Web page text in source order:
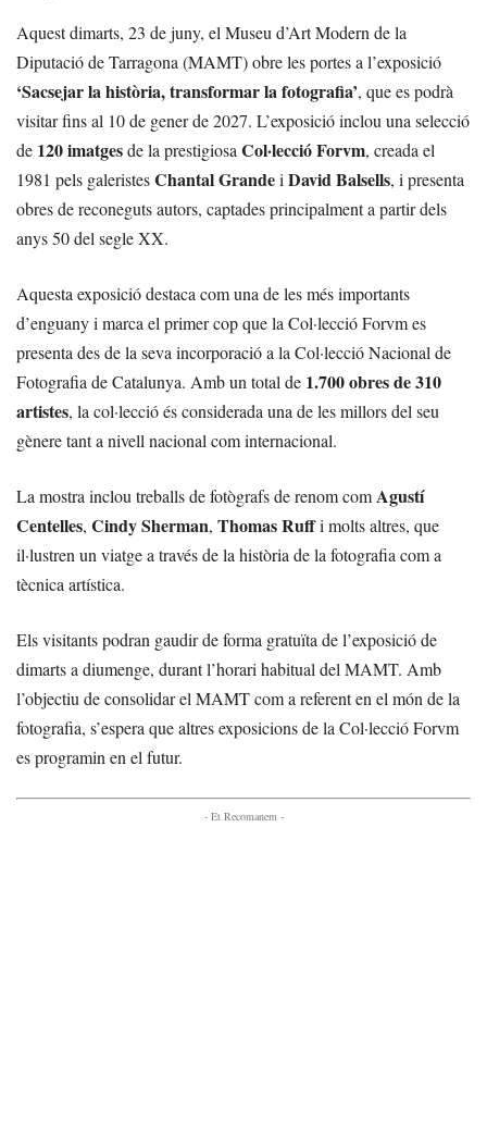
Aquest dimarts, 23 de juny, el Museu d’Art Modern de la
Diputació de Tarragona (MAMT) obre les portes a l’exposició
‘Sacsejar la història, transformar la fotografia’, que es podrà
visitar fins al 10 de gener de 2027. L’exposició inclou una selecció
de 120 imatgesde la prestigiosa Col·lecció Forvm, creada el
1981 pels galeristesChantal Grandei David Balsells, i presenta
obres de reconeguts autors, captades principalment a partir dels
anys 50 del segle XX.
Aquesta exposició destaca com una de les més importants
d’enguany i marca el primer cop que la Col·lecció Forvm es
presenta des de la seva incorporació a la Col·lecció Nacional de
Fotografia de Catalunya. Amb un total de 1.700 obres de 310
artistes, la col·lecció és considerada una de les millors del seu
gènere tant a nivell nacional com internacional.
La mostra inclou treballs de fotògrafs de renom comAgustí
Centelles, Cindy Sherman, Thomas Ruffi molts altres, que
il·lustren un viatge a través de la història de la fotografia com a
tècnica artística.
Els visitants podran gaudir de forma gratuïta de l’exposició de
dimarts a diumenge, durant l’horari habitual del MAMT. Amb
l’objectiu de consolidar el MAMT com a referent en el món de la
fotografia, s’espera que altres exposicions de la Col·lecció Forvm
es programin en el futur.
- Et Recomanem -